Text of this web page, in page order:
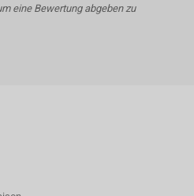
eine Bewertung abgeben zu